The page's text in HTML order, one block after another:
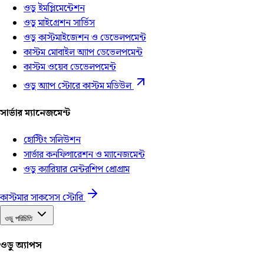
ওডু ইমপ্লিমেন্টেশন
ওডু মাইগ্রেশন সার্ভিস
ওডু কাস্টমাইজেশন ও ডেভেলপমেন্ট
কাস্টম মোবাইল অ্যাপ ডেভেলপমেন্ট
কাস্টম ওয়েব ডেভেলপমেন্ট
ওডু অ্যাপ স্টোরে কাস্টম মডিউল
সার্ভার ম্যানেজমেন্ট
হোস্টিং সলিউশন
সার্ভার কনফিগারেশন ও ম্যানেজমেন্ট
ওডু ক্যারিয়ার মেন্টরশিপ প্রোগ্রাম
কাস্টমার সাকসেস স্টোরি
ওডু পরিচিতি
ওডু অ্যাপস